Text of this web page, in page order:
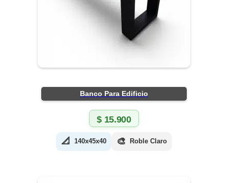
Banco Para Edificio
$15.900
📐 140x45x40 🎨 Roble Claro